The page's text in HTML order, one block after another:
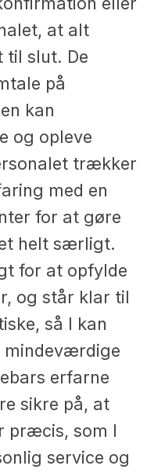
at alt
til slut. De
på
kan
og opleve
trækker
med en
for at gøre
helt særligt.
for at opfylde
og står klar til
så I kan
mindeværdige
erfarne
sikre på, at
præcis, som I
service og